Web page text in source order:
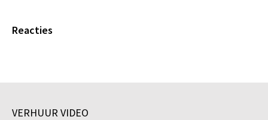
Reacties
VERHUUR VIDEO